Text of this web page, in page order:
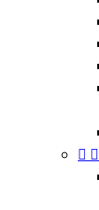
 